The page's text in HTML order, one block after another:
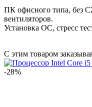
ПК офисного типа, без
вентиляторов.
Установка ОС, стресс
С этим товаром
-28%